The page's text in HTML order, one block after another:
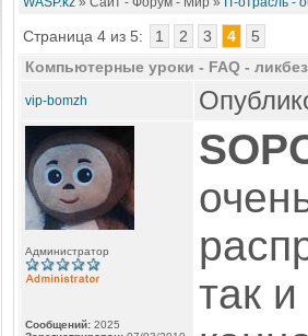
Страница 4 из 5: 1 2 3 4
5
Компьютерные уроки - FAQ - ликбез
vip-bomzh
Администратор
Сообщений: 2025
так